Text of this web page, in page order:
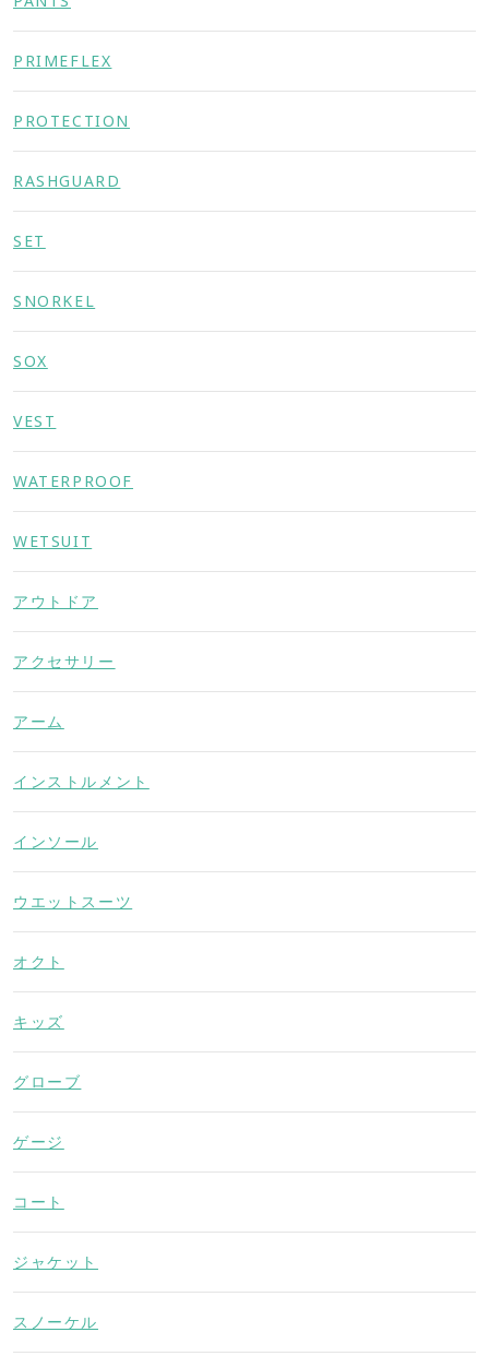
PRIMEFLEX
PROTECTION
RASHGUARD
SET
SNORKEL
SOX
VEST
WATERPROOF
WETSUIT
アウトドア
アクセサリー
アーム
インストルメント
インソール
ウエットスーツ
オクト
キッズ
グローブ
ゲージ
コート
ジャケット
スノーケル